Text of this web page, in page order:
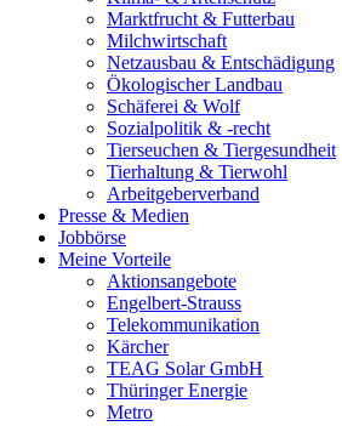
Marktfrucht & Futterbau
Milchwirtschaft
Netzausbau & Entschädigung
Ökologischer Landbau
Schäferei & Wolf
Sozialpolitik & -recht
Tierseuchen & Tiergesundheit
Tierhaltung & Tierwohl
Arbeitgeberverband
Presse & Medien
Jobbörse
Meine Vorteile
Aktionsangebote
Engelbert-Strauss
Telekommunikation
Kärcher
TEAG Solar GmbH
Thüringer Energie
Metro